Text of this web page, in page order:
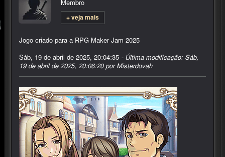
Membro
+ veja mais
Jogo criado para a RPG Maker Jam 2025
Sáb, 19 de abril de 2025, 20:04:35 - Última modificação: Sáb,
19 de abril de 2025, 20:06:20 por Misterdovah